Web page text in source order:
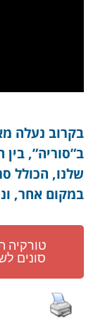
בקרוב נעלה
ב”סוריה”,
שלנו, הכולל
במקום אחר,
טורקיה
סונים